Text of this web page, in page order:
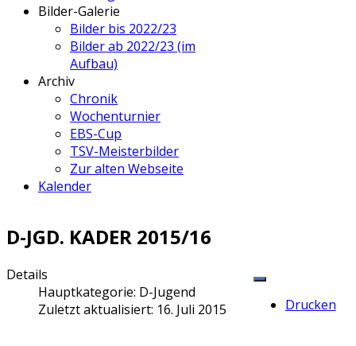
Bilder-Galerie
Bilder bis 2022/23
Bilder ab 2022/23 (im
Aufbau)
Archiv
Chronik
Wochenturnier
EBS-Cup
TSV-Meisterbilder
Zur alten Webseite
Kalender
D-JGD. KADER 2015/16
Drucken
Details
Hauptkategorie: D-Jugend
Zuletzt aktualisiert: 16. Juli 2015